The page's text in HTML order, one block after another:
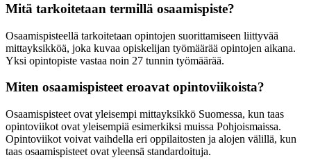
Mitä tarkoitetaan termillä osaamispiste?
Osaamispisteellä tarkoitetaan opintojen suorittamiseen liittyvää
mittayksikköä, joka kuvaa opiskelijan työmäärää opintojen aikana.
Yksi opintopiste vastaa noin 27 tunnin työmäärää.
Miten osaamispisteet eroavat opintoviikoista?
Osaamispisteet ovat yleisempi mittayksikkö Suomessa, kun taas
opintoviikot ovat yleisempiä esimerkiksi muissa Pohjoismaissa.
Opintoviikot voivat vaihdella eri oppilaitosten ja alojen välillä, kun
taas osaamispisteet ovat yleensä standardoituja.